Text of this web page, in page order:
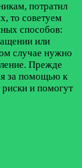
потратил
то советуем
способов:
или
случае нужно
Прежде
за помощью к
и помогут